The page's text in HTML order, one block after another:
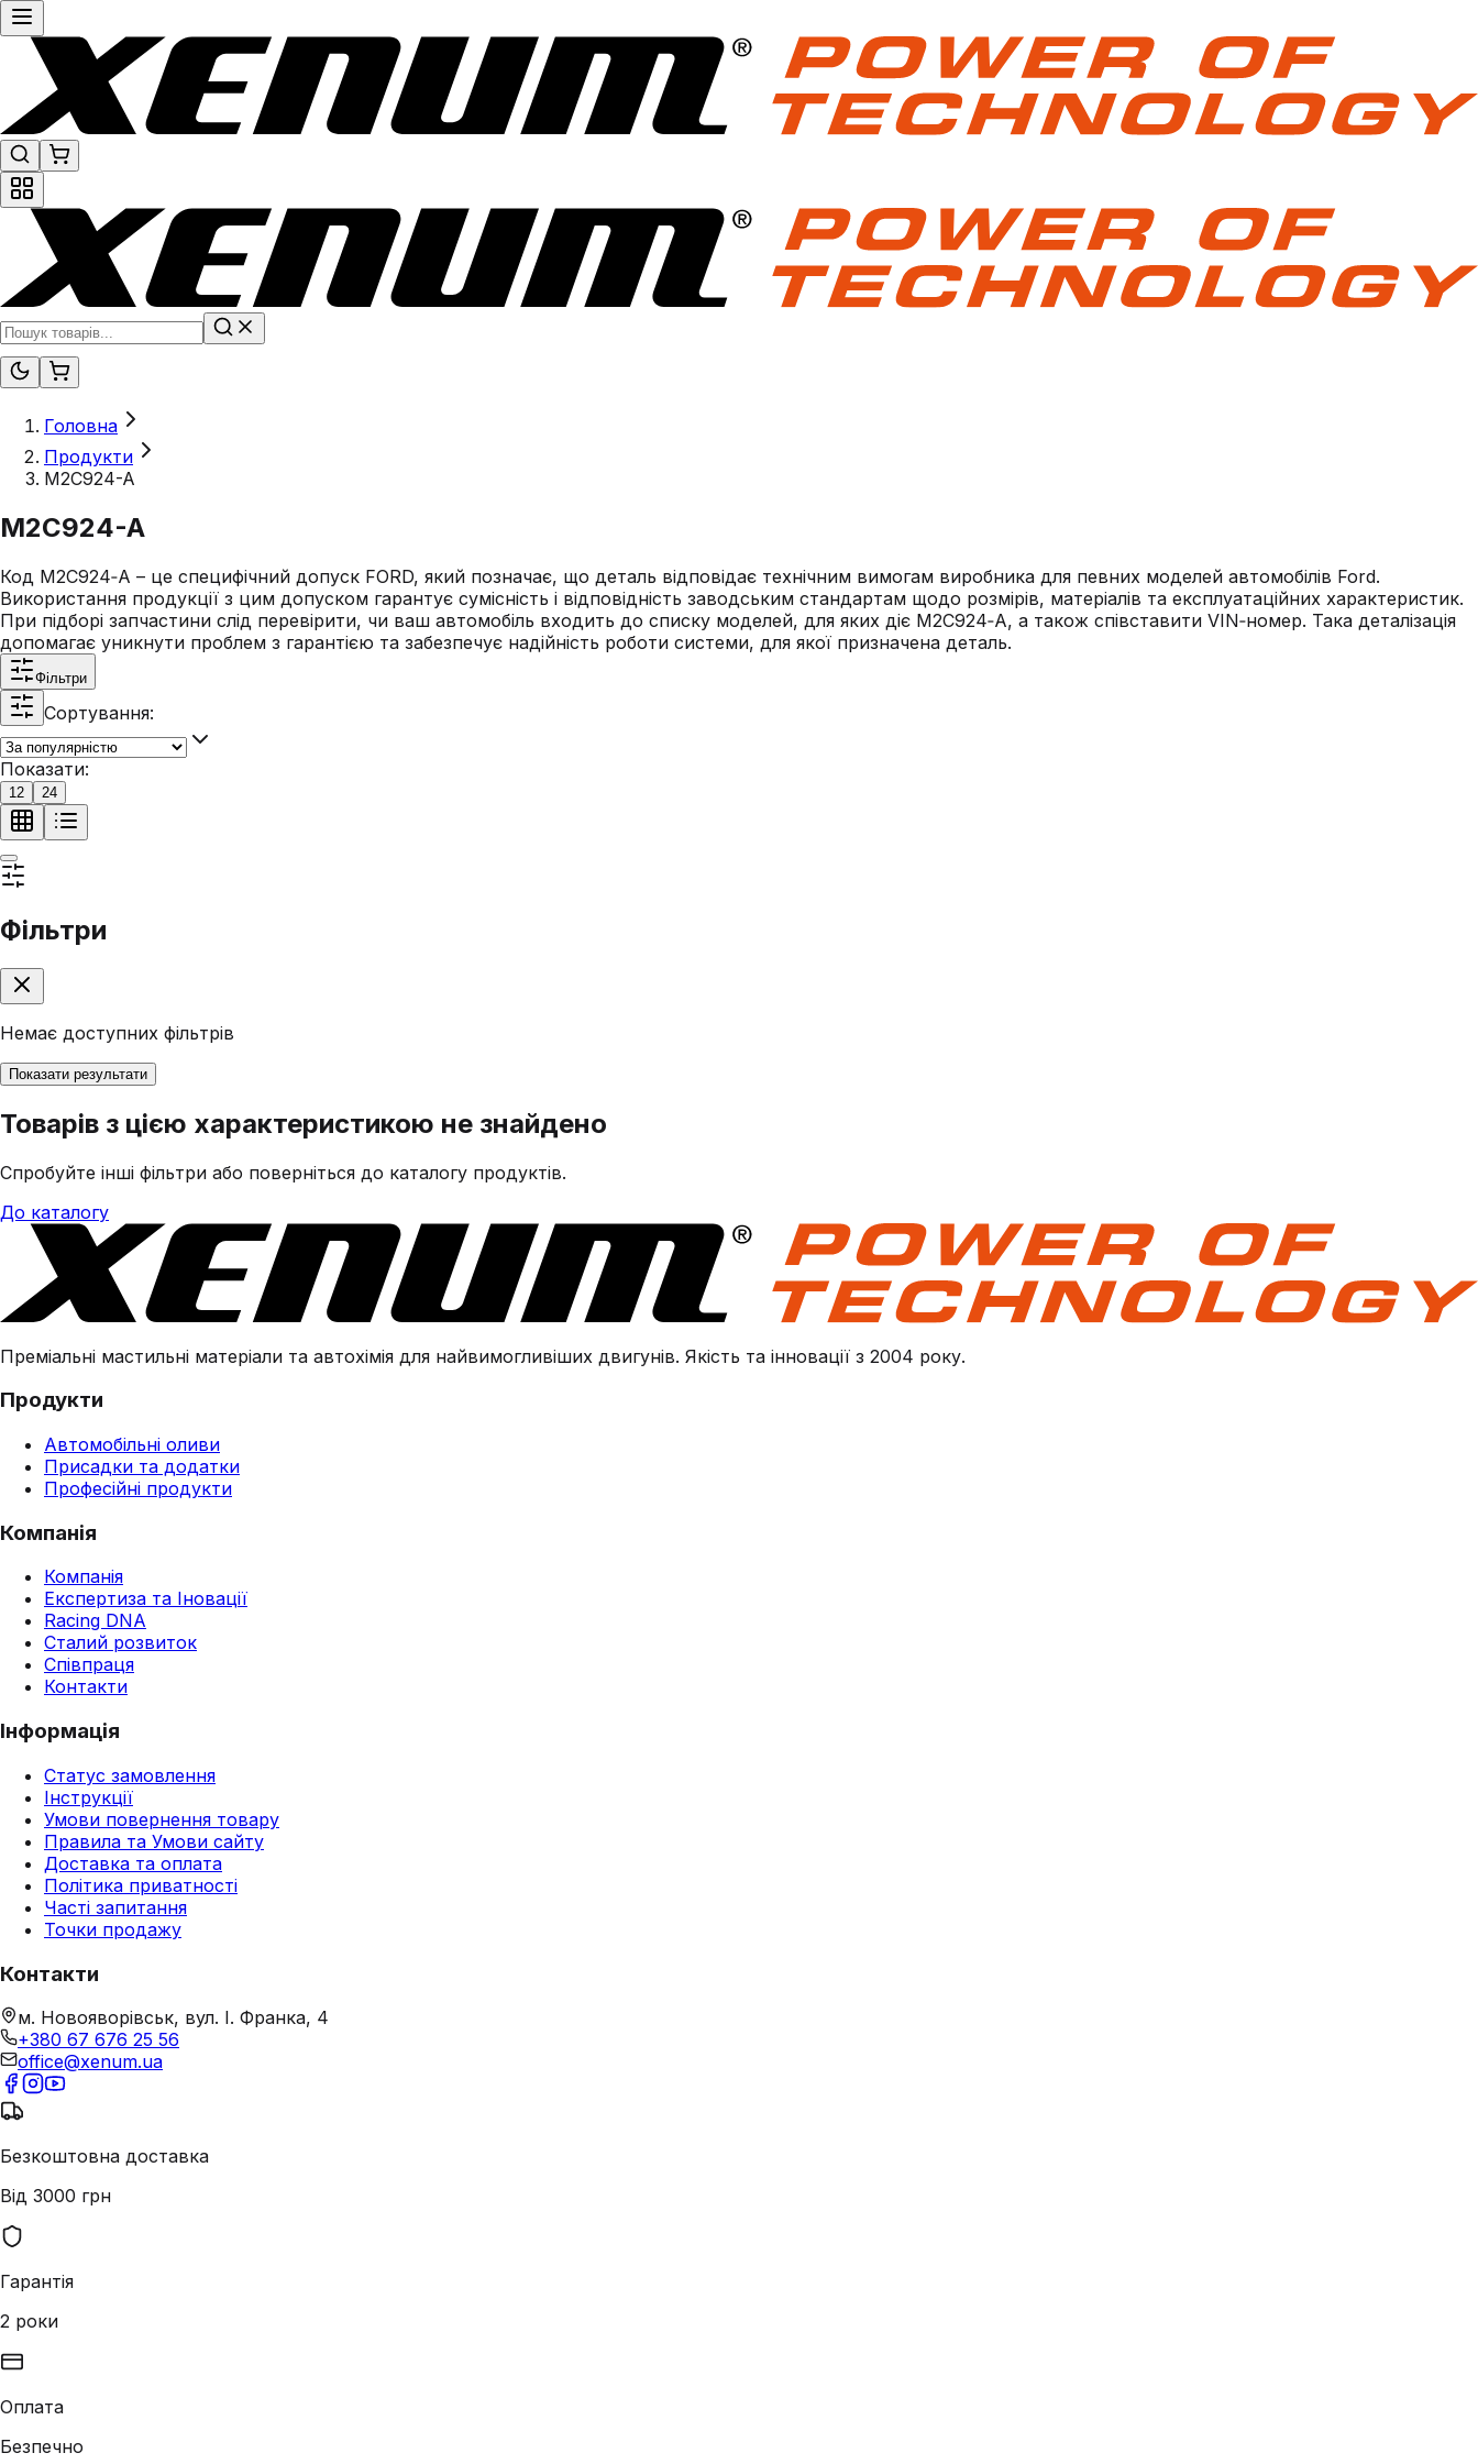
Головна
Продукти
M2C924-A
M2C924-A
Код M2C924‑A – це специфічний допуск FORD, який позначає, що деталь відповідає технічним вимогам виробника для певних моделей автомобілів Ford.
Використання продукції з цим допуском гарантує сумісність і відповідність заводським стандартам щодо розмірів, матеріалів та експлуатаційних характеристик.
При підборі запчастини слід перевірити, чи ваш автомобіль входить до списку моделей, для яких діє M2C924‑A, а також співставити VIN‑номер. Така деталізація
допомагає уникнути проблем з гарантією та забезпечує надійність роботи системи, для якої призначена деталь.
Фільтри
Сортування:
Показати:
12 24
Фільтри
Немає доступних фільтрів
Показати результати
Товарів з цією характеристикою не знайдено
Спробуйте інші фільтри або поверніться до каталогу продуктів.
До каталогу
Преміальні мастильні матеріали та автохімія для найвимогливіших двигунів. Якість та інновації з 2004 року.
Продукти
Автомобільні оливи
Присадки та додатки
Професійні продукти
Компанія
Компанія
Експертиза та Іновації
Racing DNA
Сталий розвиток
Співпраця
Контакти
Інформація
Статус замовлення
Інструкції
Умови повернення товару
Правила та Умови сайту
Доставка та оплата
Політика приватності
Часті запитання
Точки продажу
Контакти
м. Новояворівськ, вул. І. Франка, 4
+380 67 676 25 56
office@xenum.ua
Безкоштовна доставка
Від 3000 грн
Гарантія
2 роки
Оплата
Безпечно